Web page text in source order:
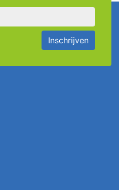
Inschrijven